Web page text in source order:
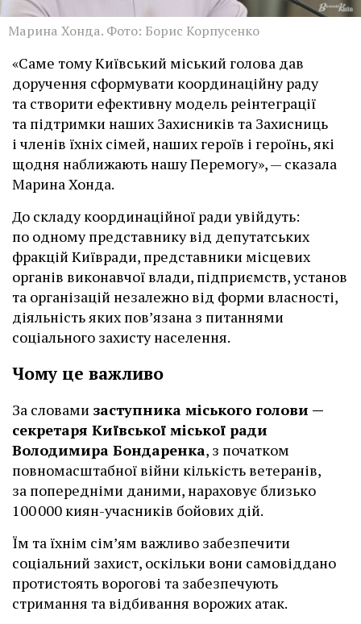
Марина Хонда. Фото: Борис Корпусенко
«Саме тому Київський міський голова дав
доручення сформувати координаційну раду
та створити ефективну модель реінтеграції
та підтримки наших Захисників та Захисниць
і членів їхніх сімей, наших героїв і героїнь, які
щодня наближають нашу Перемогу», — сказала
Марина Хонда.
До складу координаційної ради увійдуть:
по одному представнику від депутатських
фракцій Київради, представники місцевих
органів виконавчої влади, підприємств, установ
та організацій незалежно від форми власності,
діяльність яких пов’язана з питаннями
соціального захисту населення.
Чому це важливо
За словами заступника міського голови —
секретаря Київської міської ради
Володимира Бондаренка, з початком
повномасштабної війни кількість ветеранів,
за попередніми даними, нараховує близько
100 000 киян-учасників бойових дій.
Їм та їхнім сімʼям важливо забезпечити
соціальний захист, оскільки вони самовіддано
протистоять ворогові та забезпечують
стримання та відбивання ворожих атак.